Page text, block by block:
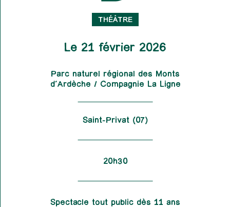
THÉÂTRE
Le 21 février 2026
Parc naturel régional des Monts
d’Ardèche / Compagnie La Ligne
Saint-Privat (07)
20h30
Spectacle tout public dès 11 ans